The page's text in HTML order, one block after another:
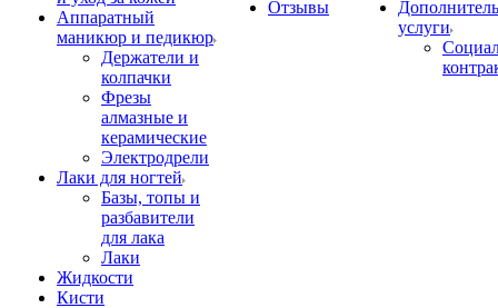
Аппаратный
маникюр и педикюр
Держатели и
колпачки
Фрезы
алмазные и
керамические
Электродрели
Лаки для ногтей
Базы, топы и
разбавители
для лака
Лаки
Жидкости
Кисти
Отзывы
услуги